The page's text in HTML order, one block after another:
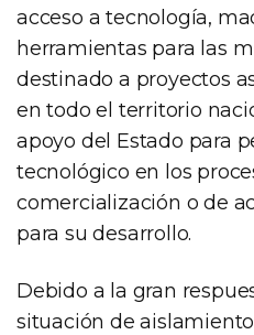
acceso a tecnología,
herramientas para las
destinado a proyectos
en todo el territorio
apoyo del Estado para
tecnológico en los
comercialización o de
para su desarrollo.
Debido a la gran
situación de